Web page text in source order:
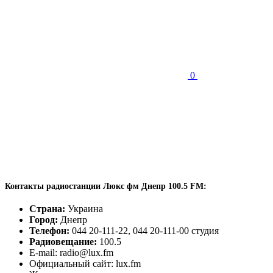
0
Контакты радиостанции Люкс фм Днепр 100.5 FM:
Страна: Украина
Город: Днепр
Телефон: 044 20-111-22, 044 20-111-00 студия
Радиовещание: 100.5
E-mail: radio@lux.fm
Официальный сайт: lux.fm